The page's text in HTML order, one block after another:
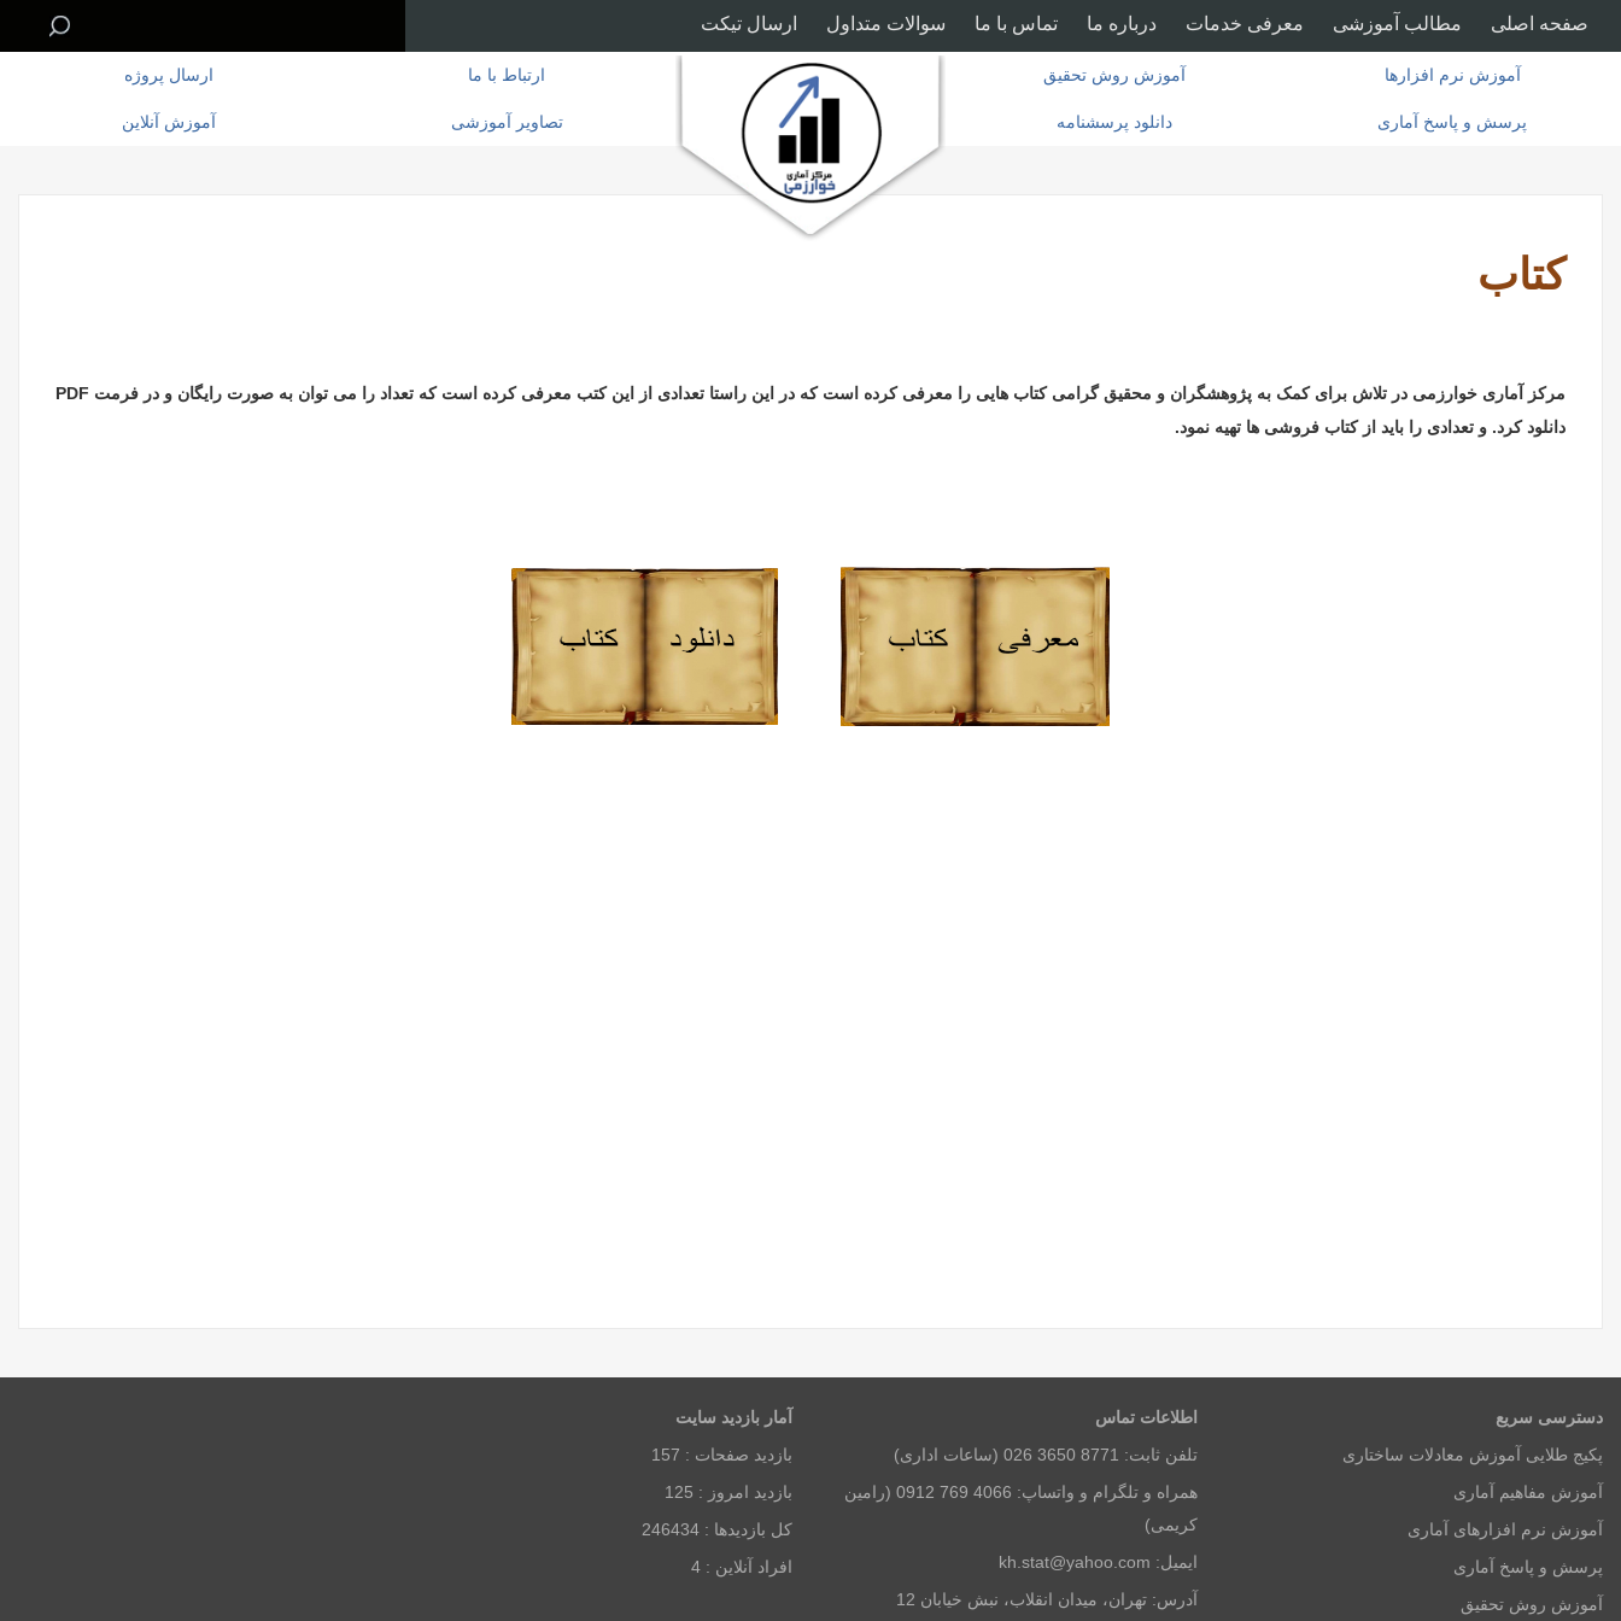
صفحه اصلی مطالب آموزشی معرفی خدمات درباره ما تماس با ما سوالات متداول ارسال تیکت
آموزش نرم افزارها آموزش روش تحقیق
پرسش و پاسخ آماری دانلود پرسشنامه
ارتباط با ما ارسال پروژه
تصاویر آموزشی آموزش آنلاین
کتاب
مرکز آماری خوارزمی در تلاش برای کمک به پژوهشگران و محقیق گرامی کتاب هایی را معرفی کرده است که در این راستا تعدادی از این کتب معرفی کرده است که تعداد را می توان به صورت رایگان و در فرمت PDF
دانلود کرد. و تعدادی را باید از کتاب فروشی ها تهیه نمود.
دسترسی سریع
پکیج طلایی آموزش معادلات ساختاری
آموزش مفاهیم آماری
آموزش نرم افزارهای آماری
پرسش و پاسخ آماری
آموزش روش تحقیق
اطلاعات تماس
تلفن ثابت: 8771 3650 026 (ساعات اداری)
همراه و تلگرام و واتساپ: 4066 769 0912 (رامین
کریمی)
ایمیل: kh.stat@yahoo.com
آدرس: تهران، میدان انقلاب، نبش خیابان 12
آمار بازديد سايت
بازديد صفحات : 157
بازديد امروز : 125
كل بازديدها : 246434
افراد آنلاين : 4